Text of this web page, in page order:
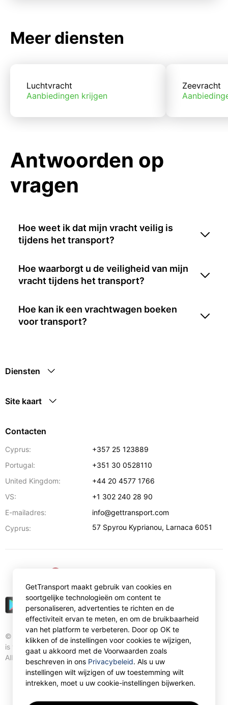
Meer diensten
Luchtvracht
Aanbiedingen krijgen
Zeevracht
Antwoorden op
vragen
Hoe weet ik dat mijn vracht veilig is
tijdens het transport?
Hoe waarborgt u de veiligheid van mijn
vracht tijdens het transport?
Hoe kan ik een vrachtwagen boeken
voor transport?
Diensten
Site kaart
Contacten
Cyprus:
+357 25 123889
Portugal:
+351 30 0528110
United Kingdom:
+44 20 4577 1766
VS:
+1 302 240 28 90
E-mailadres:
info@gettransport.com
Cyprus:
57 Spyrou Kyprianou, Larnaca 6051
© Gettransport International Limited. GetTransport®
is trademark of Gettransport International Limited.
All rights reserved.
GetTransport maakt gebruik van cookies en
soortgelijke technologieën om content te
personaliseren, advertenties te richten en de
effectiviteit ervan te meten, en om de bruikbaarheid
van het platform te verbeteren. Door op OK te
klikken of de instellingen voor cookies te wijzigen,
gaat u akkoord met de Voorwaarden zoals
beschreven in ons Privacybeleid. Als u uw
instellingen wilt wijzigen of uw toestemming wilt
intrekken, moet u uw cookie-instellingen bijwerken.